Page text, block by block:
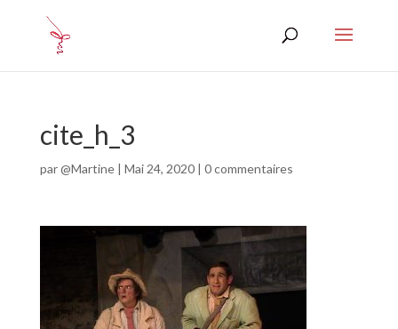
cite_h_3
par@Martine| Mai 24, 2020| 0 commentaires